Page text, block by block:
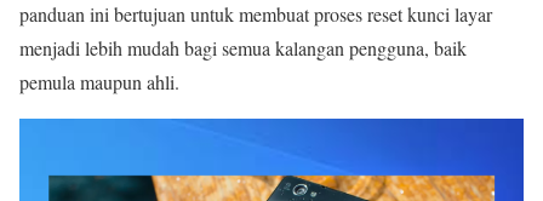
panduan ini bertujuan untuk membuat proses reset kunci layar
menjadi lebih mudah bagi semua kalangan pengguna, baik
pemula maupun ahli.